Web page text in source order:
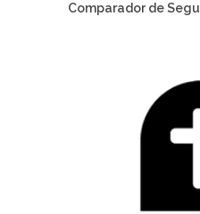
Comparador de